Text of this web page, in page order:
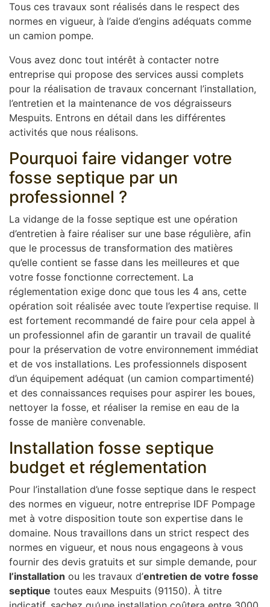
Tous ces travaux sont réalisés dans le respect des
normes en vigueur, à l’aide d’engins adéquats comme
un camion pompe.
Vous avez donc tout intérêt à contacter notre
entreprise qui propose des services aussi complets
pour la réalisation de travaux concernant l’installation,
l’entretien et la maintenance de vos dégraisseurs
Mespuits. Entrons en détail dans les différentes
activités que nous réalisons.
Pourquoi faire vidanger votre
fosse septique par un
professionnel ?
La vidange de la fosse septique est une opération
d’entretien à faire réaliser sur une base régulière, afin
que le processus de transformation des matières
qu’elle contient se fasse dans les meilleures et que
votre fosse fonctionne correctement. La
réglementation exige donc que tous les 4 ans, cette
opération soit réalisée avec toute l’expertise requise. Il
est fortement recommandé de faire pour cela appel à
un professionnel afin de garantir un travail de qualité
pour la préservation de votre environnement immédiat
et de vos installations. Les professionnels disposent
d’un équipement adéquat (un camion compartimenté)
et des connaissances requises pour aspirer les boues,
nettoyer la fosse, et réaliser la remise en eau de la
fosse de manière convenable.
Installation fosse septique
budget et réglementation
Pour l’installation d’une fosse septique dans le respect
des normes en vigueur, notre entreprise IDF Pompage
met à votre disposition toute son expertise dans le
domaine. Nous travaillons dans un strict respect des
normes en vigueur, et nous nous engageons à vous
fournir des devis gratuits et sur simple demande, pour
l’installation ou les travaux d’entretien de votre fosse
septique toutes eaux Mespuits (91150). À titre